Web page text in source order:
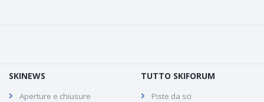
SKINEWS
Aperture e chiusure
TUTTO SKIFORUM
Piste da sci